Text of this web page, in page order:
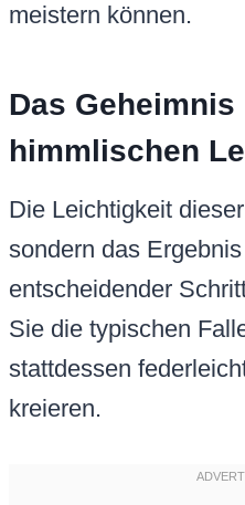
meistern können.
Das
himmlischen
Die Leichtigkeit
sondern das
entscheidender
Sie die typischen
stattdessen
kreieren.